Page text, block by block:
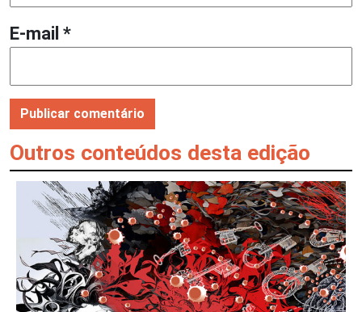
E-mail *
Outros conteúdos desta edição